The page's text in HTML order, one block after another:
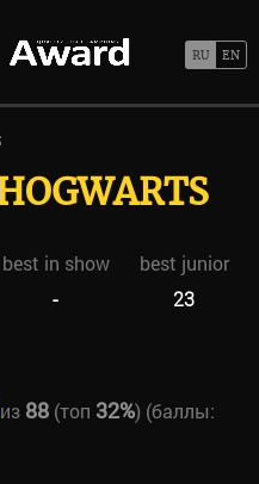
best in show
best junior
- 23
88(топ 32%) (баллы: